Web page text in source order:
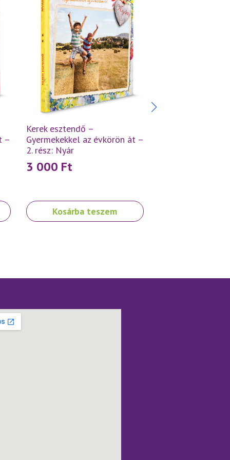
–
Kerek esztendő –
Gyermekekkel az évkörön át –
2. rész: Nyár
3 000 Ft
Kosárba teszem